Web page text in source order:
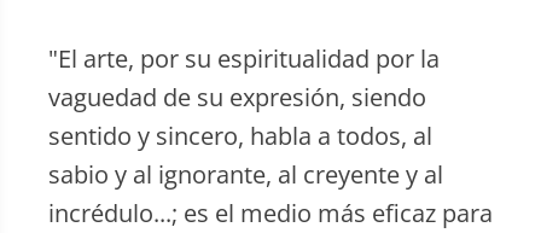
"El arte, por su espiritualidad por la
vaguedad de su expresión, siendo
sentido y sincero, habla a todos, al
sabio y al ignorante, al creyente y al
incrédulo...; es el medio más eficaz para